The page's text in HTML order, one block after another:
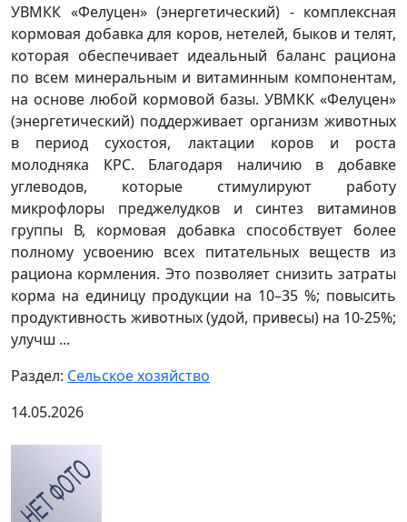
УВМКК «Фелуцен» (энергетический) - комплексная
кормовая добавка для коров, нетелей, быков и телят,
которая обеспечивает идеальный баланс рациона
по всем минеральным и витаминным компонентам,
на основе любой кормовой базы. УВМКК «Фелуцен»
(энергетический) поддерживает организм животных
в период сухостоя, лактации коров и роста
молодняка КРС. Благодаря наличию в добавке
углеводов, которые стимулируют работу
микрофлоры преджелудков и синтез витаминов
группы В, кормовая добавка способствует более
полному усвоению всех питательных веществ из
рациона кормления. Это позволяет снизить затраты
корма на единицу продукции на 10–35 %; повысить
продуктивность животных (удой, привесы) на 10-25%;
улучш ...
Раздел: Сельское хозяйство
14.05.2026